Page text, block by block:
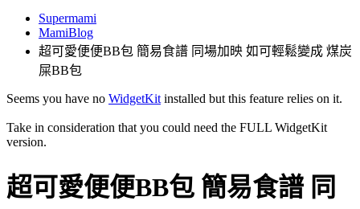
Supermami
MamiBlog
超可愛便便BB包 簡易食譜 同場加映 如可輕鬆變成 煤炭
屎BB包
Seems you have no WidgetKit installed but this feature relies on it.
Take in consideration that you could need the FULL WidgetKit
version.
超可愛便便BB包 簡易食譜 同